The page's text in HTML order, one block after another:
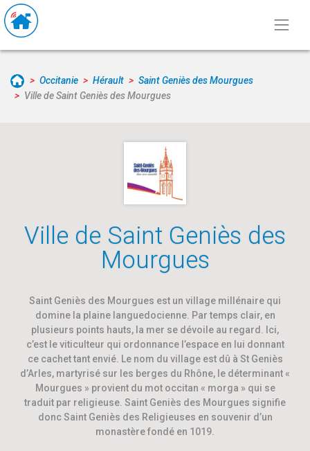
Occitanie Hérault
Saint Geniès des Mourgues
Ville de Saint Geniès des Mourgues
Ville de Saint Geniès des
Mourgues
Saint Geniès des Mourgues est un village millénaire qui
domine la plaine languedocienne. Par temps clair, en
plusieurs points hauts, la mer se dévoile au regard. Ici,
c’est le viticulteur qui ordonnance l’espace en lui donnant
ce cachet tant envié. Le nom du village est dû à St Geniès
d’Arles, martyrisé sur les berges du Rhône, le déterminant «
Mourgues » provient du mot occitan « morga » qui se
traduit par religieuse. Saint Geniès des Mourgues signifie
donc Saint Geniès des Religieuses en souvenir d’un
monastère fondé en 1019.